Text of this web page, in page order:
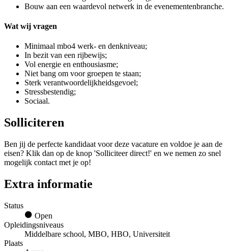
Bouw aan een waardevol netwerk in de evenementenbranche.
Wat wij vragen
Minimaal mbo4 werk- en denkniveau;
In bezit van een rijbewijs;
Vol energie en enthousiasme;
Niet bang om voor groepen te staan;
Sterk verantwoordelijkheidsgevoel;
Stressbestendig;
Sociaal.
Solliciteren
Ben jij de perfecte kandidaat voor deze vacature en voldoe je aan de
eisen? Klik dan op de knop 'Solliciteer direct!' en we nemen zo snel
mogelijk contact met je op!
Extra informatie
Status
Open
Opleidingsniveaus
Middelbare school, MBO, HBO, Universiteit
Plaats